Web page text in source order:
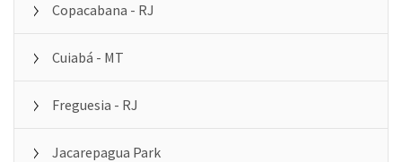
Copacabana - RJ
Cuiabá - MT
Freguesia - RJ
Jacarepagua Park